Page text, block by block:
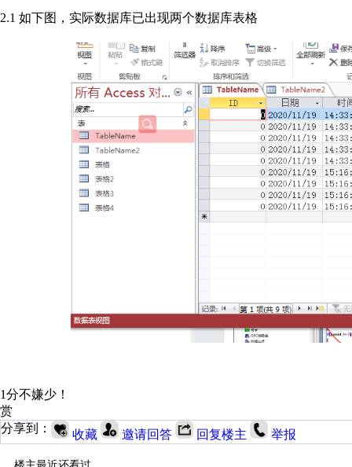
2.1 如下图，实际数据库已出现两个数据库表格
1分不嫌少！
赏
分享到：
收藏 邀请回答 回复楼主 举报